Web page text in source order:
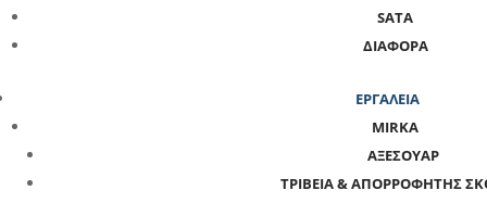
SATA
ΔΙΑΦΟΡΑ
ΕΡΓΑΛΕΙΑ
MIRKA
ΑΞΕΣΟΥΑΡ
ΤΡΙΒΕΙΑ & ΑΠΟΡΡΟΦΗΤΗΣ